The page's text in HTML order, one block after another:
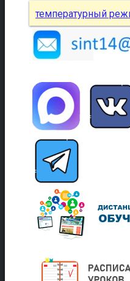
температурный